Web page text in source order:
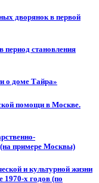
дворянок в первой
период становления
о доме Тайра»
помощи в Москве.
примере Москвы)
и культурной жизни
1970-х годов (по